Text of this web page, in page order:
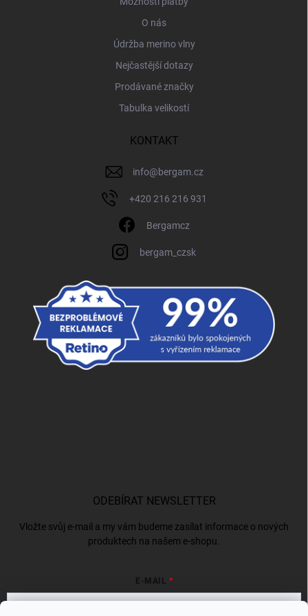
O nás
Údržba merino vlny
Nejčastější dotazy
Prodávané značky
Tabulka velikostí
KONTAKT
info@bergam.cz
+420 216 216 931
Bergamcz
bergam_czsk
ODEBÍRAT NEWSLETTER
Vložte svůj e-mail a my vám budeme zasílat informace o nových
produktech na našem e-shopu.
E-MAIL